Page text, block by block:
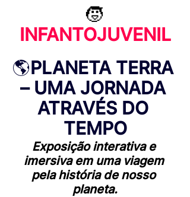
🧒
INFANTOJUVENIL
🌎PLANETA TERRA
– UMA JORNADA
ATRAVÉS DO
TEMPO
Exposição interativa e
imersiva em uma viagem
pela história de nosso
planeta.